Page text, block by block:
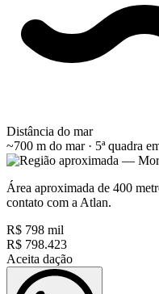
Distância do mar
~700 m do mar · 5ª quadra
Área aproximada de 400
contato com a Atlan.
R$ 798 mil
R$ 798.423
Aceita dação